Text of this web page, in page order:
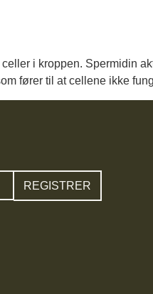
i kroppen. Spermidin
fører til at cellene ikke
REGISTRER